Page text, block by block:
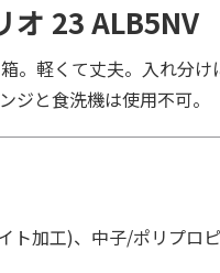
オ 23 ALB5NV
。軽くて丈夫。入れ分け
ジと食洗機は使用不可。
ト加工)、中子/ポリプロ